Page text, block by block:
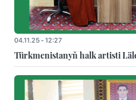
04.11.25 - 12:27
Türkmenistanyň halk artisti